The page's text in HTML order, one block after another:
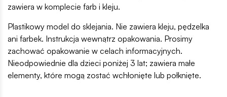
zawiera w komplecie farb i kleju.
Plastikowy model do sklejania. Nie zawiera kleju, pędzelka
ani farbek. Instrukcja wewnątrz opakowania. Prosimy
zachować opakowanie w celach informacyjnych.
Nieodpowiednie dla dzieci poniżej 3 lat; zawiera małe
elementy, które mogą zostać wchłonięte lub połknięte.